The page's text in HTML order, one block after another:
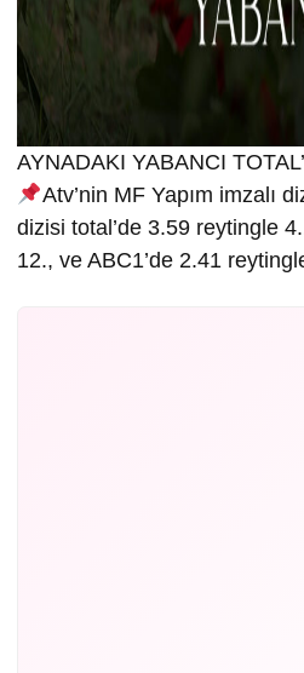
AYNADAKI YABANCI
Atv’nin MF Yapım imzalı
dizisi total’de 3.59 reytingle
12., ve ABC1’de 2.41